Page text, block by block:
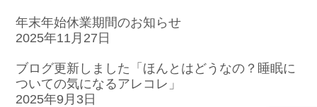
年末年始休業期間のお知らせ
2025年11月27日
ブログ更新しました「ほんとはどうなの？睡眠に
ついての気になるアレコレ」
2025年9月3日